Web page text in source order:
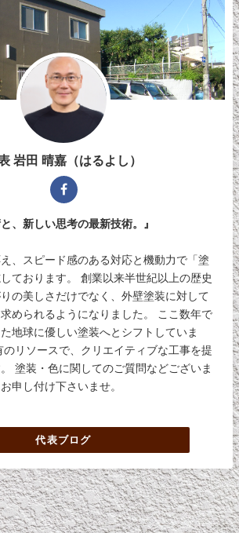
岩田 晴嘉（はるよし）
、新しい思考の最新技術。』
、スピード感のある対応と機動力で「塗
ております。 創業以来半世紀以上の歴史
の美しさだけでなく、外壁塗装に対して
められるようになりました。 ここ数年で
地球に優しい塗装へとシフトしていま
のリソースで、クリエイティブな工事を提
塗装・色に関してのご質問などございま
申し付け下さいませ。
代表ブログ